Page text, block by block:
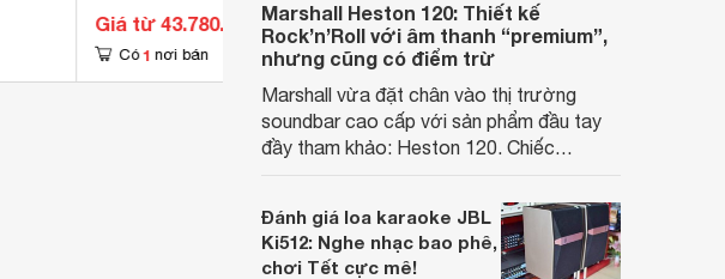
Giá từ 43.780.000 đ
Có 1 nơi bán
Giá từ 8.987.000 đ
Có 12 nơi bán
Marshall Heston 120: Thiết kế
Rock’n’Roll với âm thanh “premium”,
nhưng cũng có điểm trừ
Marshall vừa đặt chân vào thị trường
soundbar cao cấp với sản phẩm đầu tay
đầy tham khảo: Heston 120. Chiếc
lớn, kết nối đa dạng, mà còn ghi điểm nhờ
“chất Marshall” cùng cấu trúc âm thanh
5.1.2 đầy hứa hẹn.
Đánh giá loa karaoke JBL
Ki512: Nghe nhạc bao phê,
chơi Tết cực mê!